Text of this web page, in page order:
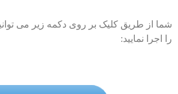
شما از طریق کلیک بر روی دکمه زیر می
را اجرا نمایید: